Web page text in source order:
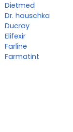
Dietmed
Dr. hauschka
Ducray
Elifexir
Farline
Farmatint